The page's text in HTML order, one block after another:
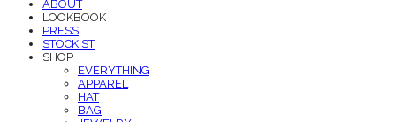
ABOUT
LOOKBOOK
PRESS
STOCKIST
SHOP
EVERYTHING
APPAREL
HAT
BAG